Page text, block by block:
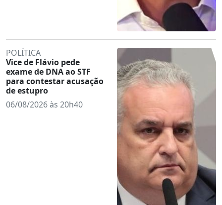
POLÍTICA
Vice de Flávio pede
exame de DNA ao STF
para contestar acusação
de estupro
06/08/2026 às 20h40